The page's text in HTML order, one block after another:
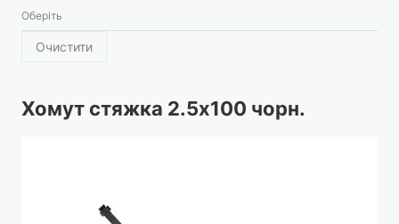
Оберіть
Очистити
Хомут стяжка 2.5х100 чорн.